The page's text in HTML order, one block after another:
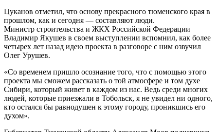
Цуканов отметил, что основу прекрасного тюменского края в
прошлом, как и сегодня — составляют люди.
Министр строительства и ЖКХ Российской Федерации
Владимир Якушев в своем выступлении вспомнил, как более
четырех лет назад идею проекта в разговоре с ним озвучил
Олег Урушев.
«Со временем пришло осознание того, что с помощью этого
проекта мы сможем рассказать о той атмосфере и том духе
Сибири, который живет в каждом из нас. Ведь среди многих
людей, которые приезжали в Тобольск, я не увидел ни одного,
кто остался бы равнодушен к этому городу, проникшись его
духом».